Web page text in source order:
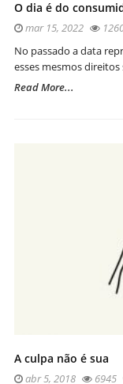
O dia é do
mar 15, 2022
No passado a data
esses mesmos
Read More...
A culpa não é sua
abr 5, 2018 6945